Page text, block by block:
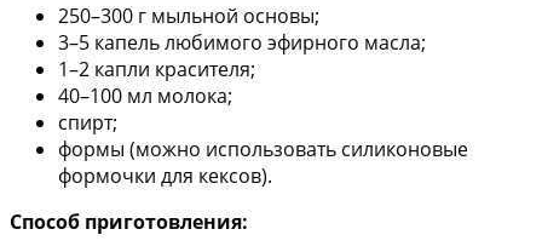
250–300 г мыльной основы;
3–5 капель любимого эфирного масла;
1–2 капли красителя;
40–100 мл молока;
спирт;
формы (можно использовать силиконовые
формочки для кексов).
Способ приготовления: